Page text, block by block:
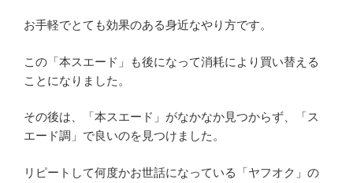
お手軽でとても効果のある身近なやり方です。
この「本スエード」も後になって消耗により買い替える
ことになりました。
その後は、「本スエード」がなかなか見つからず、「ス
エード調」で良いのを見つけました。
リピートして何度かお世話になっている「ヤフオク」の